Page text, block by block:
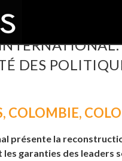
DES
, COLOMBIE,
présente la
garanties des leaders